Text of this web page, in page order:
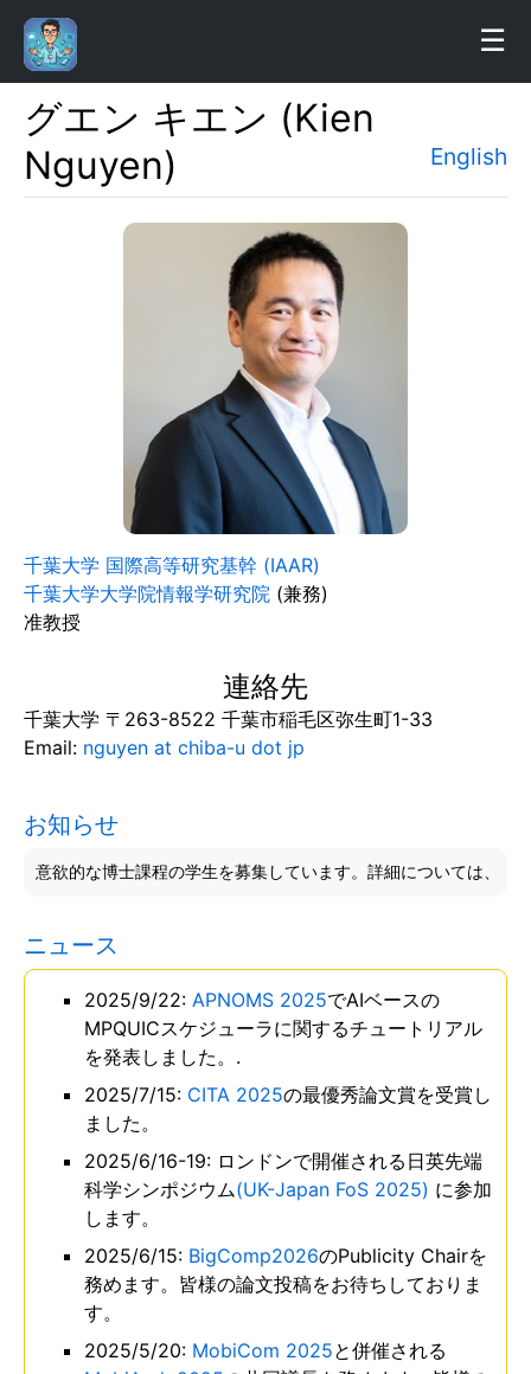
☰
ホ
ー
ム
績
活
歴
グエン キエン (Kien
Nguyen)
English
千葉大学 国際高等研究基幹 (IAAR)
千葉大学大学院情報学研究院 (兼務)
准教授
連絡先
千葉大学 〒263-8522 千葉市稲毛区弥生町1-33
Email: nguyen at chiba-u dot jp
お知らせ
ニュース
2025/9/22: APNOMS 2025でAIベースの
MPQUICスケジューラに関するチュートリアル
を発表しました。.
2025/7/15: CITA 2025の最優秀論文賞を受賞し
ました。
2025/6/16-19: ロンドンで開催される日英先端
科学シンポジウム(UK-Japan FoS 2025) に参加
します。
2025/6/15: BigComp2026のPublicity Chairを
務めます。皆様の論文投稿をお待ちしておりま
す。
2025/5/20: MobiCom 2025と併催される